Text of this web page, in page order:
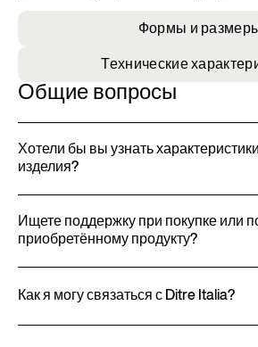
Формы и
Технические
Общие вопросы
Хотели бы вы узнать
изделия?
материалов, отделку и обивку,
техническом паспорте продукта.
Посмотреть технический
Ищете поддержку при покупке или
приобретённому продукту?
через авторизованных дилеров,
Как я могу связаться с Ditre Italia?